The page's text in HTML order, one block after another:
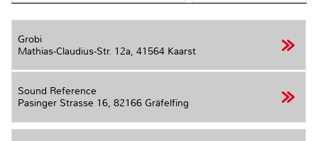
Grobi
Mathias-Claudius-Str. 12a, 41564 Kaarst
Sound Reference
Pasinger Strasse 16, 82166 Gräfelfing